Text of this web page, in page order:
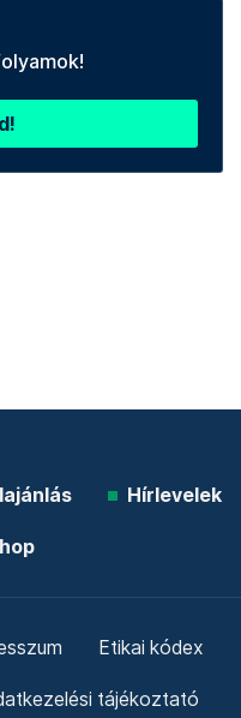
Hírlevelek
Etikai kódex
tájékoztató